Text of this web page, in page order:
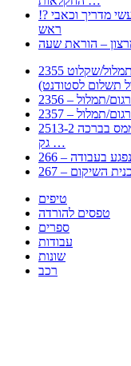
!? איך להפרד מהמיגרנה לשחרור ממיגרנה מעשי מדריך וכאבי
ראש
מרצון – הוראת שעה
2355 דרישה לתשלום עבור מתן שירותי תרגום/תמלול/שקלוט
תשלום לסטודנט)
תמלול
תמלול
2513-2 טופס חדש הצהרה על העברה לחול הפטורה ממס בברכה
גק …
בעבודה
השיקום
טיפים
טפסים להורדה
ספרים
עבודות
שונות
רכב